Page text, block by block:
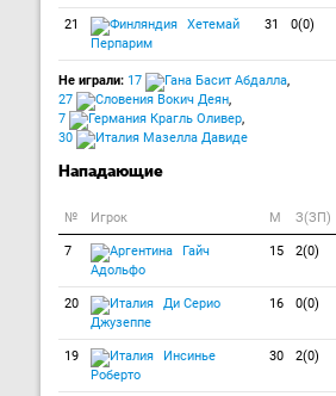
21
Хетемай
Перпарим
31 0(0)
Не играли: 17 Басит Абдалла,
27
Вокич Деян,
7
Крагль Оливер,
30
Мазелла Давиде
Нападающие
№ Игрок M З(ЗП)
7
Гайч
Адольфо
15 2(0)
20
Ди Серио
Джузеппе
16 0(0)
19
Инсинье
Роберто
30 2(0)